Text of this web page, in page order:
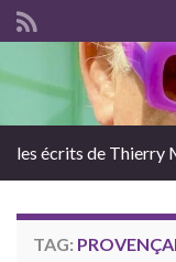
les écrits de Thierry
TAG: